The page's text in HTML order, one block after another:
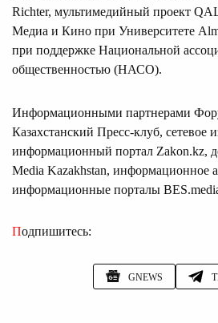
Richter, мультимедийный проект
Медиа и Кино при Университете
при поддержке Национальной
общественностью (НАСО).
Информационными партнерами
Казахстанский Пресс-клуб, сетевое
информационный портал Zakon.kz,
Media Kazakhstan, информационное
информационные порталы
Подпишитесь:
GNEWS